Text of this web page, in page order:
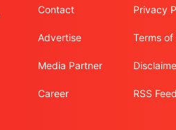
Contact
Advertise
Media Partner
Career
Privacy
Terms of
RSS Feed